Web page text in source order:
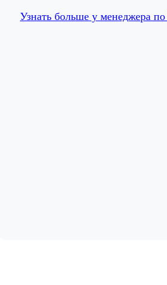
Узнать больше у менеджера